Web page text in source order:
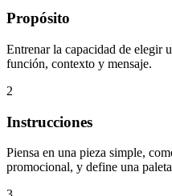
Propósito
Entrenar la capacidad de elegir
función, contexto y mensaje.
2
Instrucciones
Piensa en una pieza simple,
promocional, y define una